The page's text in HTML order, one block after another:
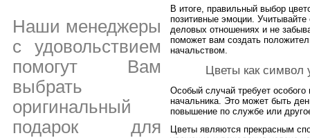
Наши менеджеры
с удовольствием
помогут Вам
выбрать
оригинальный
подарок для
В итоге, правильный выбор
позитивные эмоции. Учитывайте
деловых отношениях и не
поможет вам создать
начальством.
Цветы как символ
Особый случай требует
начальника. Это может быть
повышение по службе или
Цветы являются прекрасным